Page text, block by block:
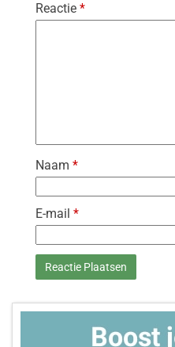
Reactie *
Naam *
E-mail *